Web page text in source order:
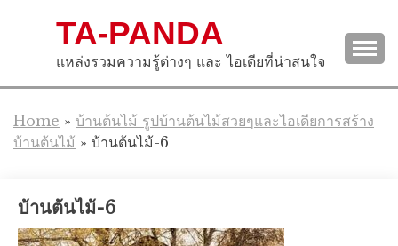
TA-PANDA
แหล่งรวมความรู้ต่างๆ และ ไอเดียที่น่าสนใจ
Home » บ้านต้นไม้ รูปบ้านต้นไม้สวยๆและไอเดียการสร้าง
บ้านต้นไม้ » บ้านต้นไม้-6
บ้านต้นไม้-6